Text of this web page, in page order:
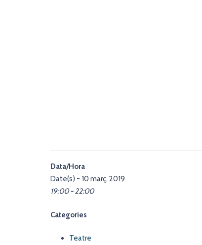
Data/Hora
Date(s) - 10 març, 2019
19:00 - 22:00
Categories
Teatre